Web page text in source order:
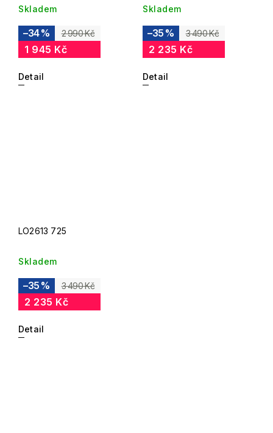
Skladem
2 990 Kč
–34 %
1 945 Kč
Detail
Skladem
3 490 Kč
–35 %
2 235 Kč
Detail
LO2613 725
Skladem
3 490 Kč
–35 %
2 235 Kč
Detail